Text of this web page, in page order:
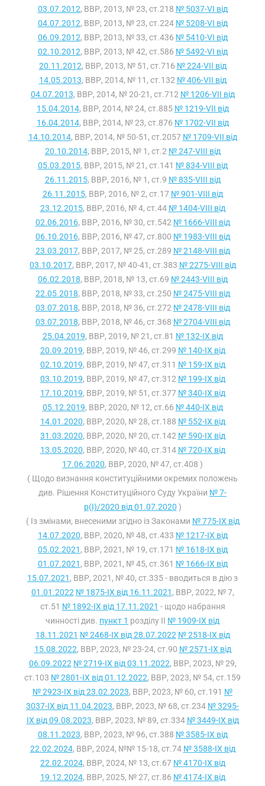
03.07.2012, ВВР, 2013, № 23, ст.218 № 5037-VI від
04.07.2012, ВВР, 2013, № 23, ст.224 № 5208-VI від
06.09.2012, ВВР, 2013, № 33, ст.436 № 5410-VI від
02.10.2012, ВВР, 2013, № 42, ст.586 № 5492-VI від
20.11.2012, ВВР, 2013, № 51, ст.716 № 224-VII від
14.05.2013, ВВР, 2014, № 11, ст.132 № 406-VII від
04.07.2013, ВВР, 2014, № 20-21, ст.712 № 1206-VII від
15.04.2014, ВВР, 2014, № 24, ст.885 № 1219-VII від
16.04.2014, ВВР, 2014, № 23, ст.876 № 1702-VII від
14.10.2014, ВВР, 2014, № 50-51, ст.2057 № 1709-VII від
20.10.2014, ВВР, 2015, № 1, ст.2 № 247-VIII від
05.03.2015, ВВР, 2015, № 21, ст.141 № 834-VIII від
26.11.2015, ВВР, 2016, № 1, ст.9 № 835-VIII від
26.11.2015, ВВР, 2016, № 2, ст.17 № 901-VIII від
23.12.2015, ВВР, 2016, № 4, ст.44 № 1404-VIII від
02.06.2016, ВВР, 2016, № 30, ст.542 № 1666-VIII від
06.10.2016, ВВР, 2016, № 47, ст.800 № 1983-VIII від
23.03.2017, ВВР, 2017, № 25, ст.289 № 2148-VIII від
03.10.2017, ВВР, 2017, № 40-41, ст.383 № 2275-VIII від
06.02.2018, ВВР, 2018, № 13, ст.69 № 2443-VIII від
22.05.2018, ВВР, 2018, № 33, ст.250 № 2475-VIII від
03.07.2018, ВВР, 2018, № 36, ст.272 № 2478-VIII від
03.07.2018, ВВР, 2018, № 46, ст.368 № 2704-VIII від
25.04.2019, ВВР, 2019, № 21, ст.81 № 132-IX від
20.09.2019, ВВР, 2019, № 46, ст.299 № 140-IX від
02.10.2019, ВВР, 2019, № 47, ст.311 № 159-IX від
03.10.2019, ВВР, 2019, № 47, ст.312 № 199-IX від
17.10.2019, ВВР, 2019, № 51, ст.377 № 340-IX від
05.12.2019, ВВР, 2020, № 12, ст.66 № 440-IX від
14.01.2020, ВВР, 2020, № 28, ст.188 № 552-IX від
31.03.2020, ВВР, 2020, № 20, ст.142 № 590-IX від
13.05.2020, ВВР, 2020, № 40, ст.314 № 720-IX від
17.06.2020, ВВР, 2020, № 47, ст.408 )
( Щодо визнання конституційними окремих положень
див. Рішення Конституційного Суду України № 7-
р(I)/2020 від 01.07.2020 )
( Із змінами, внесеними згідно із Законами № 775-IX від
14.07.2020, ВВР, 2020, № 48, ст.433 № 1217-IX від
05.02.2021 , ВВР, 2021, № 19, ст.171 № 1618-IX від
01.07.2021 , ВВР, 2021, № 45, ст.361 № 1666-IX від
15.07.2021 , ВВР, 2021, № 40, ст.335 - вводиться в дію з
01.01.2022 № 1875-IX від 16.11.2021 , ВВР, 2022, № 7,
ст.51 № 1892-IX від 17.11.2021 - щодо набрання
чинності див. пункт 1 розділу II № 1909-IX від
18.11.2021 № 2468-IX від 28.07.2022 № 2518-IX від
15.08.2022, ВВР, 2023, № 23-24, ст.90 № 2571-IX від
06.09.2022 № 2719-IX від 03.11.2022, ВВР, 2023, № 29,
ст.103 № 2801-IX від 01.12.2022, ВВР, 2023, № 54, ст.159
№ 2923-IX від 23.02.2023, ВВР, 2023, № 60, ст.191 №
3037-IX від 11.04.2023, ВВР, 2023, № 68, ст.234 № 3295-
IX від 09.08.2023, ВВР, 2023, № 89, ст.334 № 3449-IX від
08.11.2023, ВВР, 2023, № 96, ст.388 № 3585-IX від
22.02.2024, ВВР, 2024, №№ 15-18, ст.74 № 3588-IX від
22.02.2024, ВВР, 2024, № 13, ст.67 № 4170-IX від
19.12.2024, ВВР, 2025, № 27, ст.86 № 4174-IX від